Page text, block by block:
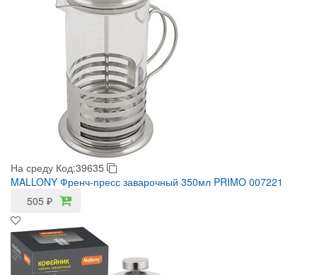
На среду Код:39635
MALLONY Френч-пресс заварочный 350мл PRIMO 007221
505 ₽